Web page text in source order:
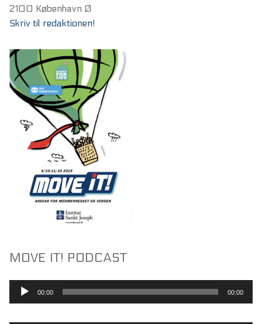
2100 København Ø
Skriv til redaktionen!
MOVE IT! PODCAST
Lydafspiller
00:00 00:00